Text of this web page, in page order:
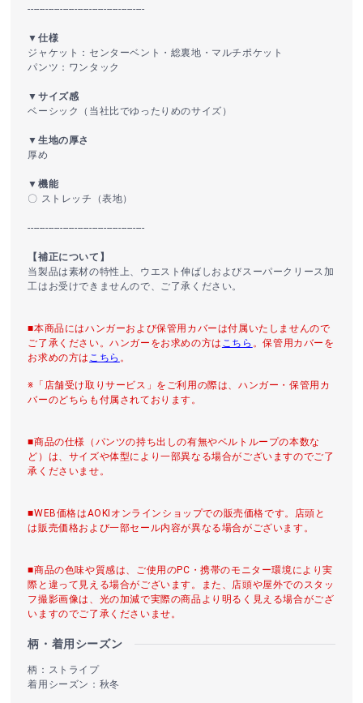
----------------------------------------
▼仕様
ジャケット：センターベント・総裏地・マルチポケット
パンツ：ワンタック
▼サイズ感
ベーシック（当社比でゆったりめのサイズ）
▼生地の厚さ
厚め
▼機能
〇 ストレッチ（表地）
----------------------------------------
【補正について】
当製品は素材の特性上、ウエスト伸ばしおよびスーパークリース加
工はお受けできませんので、ご了承ください。
■本商品にはハンガーおよび保管用カバーは付属いたしませんので
ご了承ください。ハンガーをお求めの方は こちら 。保管用カバーを
お求めの方は こちら 。
※「店舗受け取りサービス」をご利用の際は、ハンガー・保管用カ
バーのどちらも付属されております。
■商品の仕様（パンツの持ち出しの有無やベルトループの本数な
ど）は、サイズや体型により一部異なる場合がございますのでご了
承くださいませ。
■WEB価格はAOKIオンラインショップでの販売価格です。店頭と
は販売価格および一部セール内容が異なる場合がございます。
■商品の色味や質感は、ご使用のPC・携帯のモニター環境により実
際と違って見える場合がございます。また、店頭や屋外でのスタッ
フ撮影画像は、光の加減で実際の商品より明るく見える場合がござ
いますのでご了承くださいませ。
柄・着用シーズン
柄：ストライプ
着用シーズン：秋冬